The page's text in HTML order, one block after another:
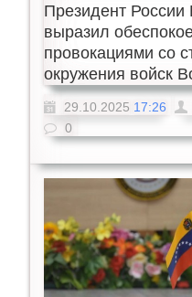
Президент
выразил
провокациями со
окружения войск
29.10.2025 17:26
0